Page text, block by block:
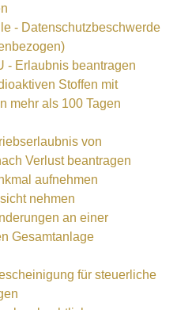
- Datenschutzbeschwerde
- Erlaubnis beantragen
Stoffen mit
mehr als 100 Tagen
von
Verlust beantragen
aufnehmen
nehmen
an einer
Gesamtanlage
für steuerliche